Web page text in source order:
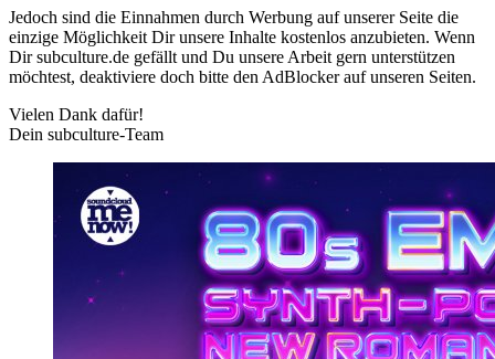
Jedoch sind die Einnahmen durch Werbung auf unserer Seite die
einzige Möglichkeit Dir unsere Inhalte kostenlos anzubieten. Wenn
Dir subculture.de gefällt und Du unsere Arbeit gern unterstützen
möchtest, deaktiviere doch bitte den AdBlocker auf unseren Seiten.
Vielen Dank dafür!
Dein subculture-Team